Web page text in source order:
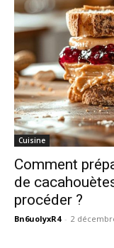
Cuisine
Comment
de
procéder ?
Bn6uoIyxR4 - 2